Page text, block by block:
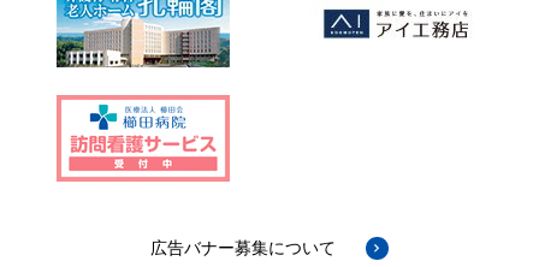
広告バナー募集について